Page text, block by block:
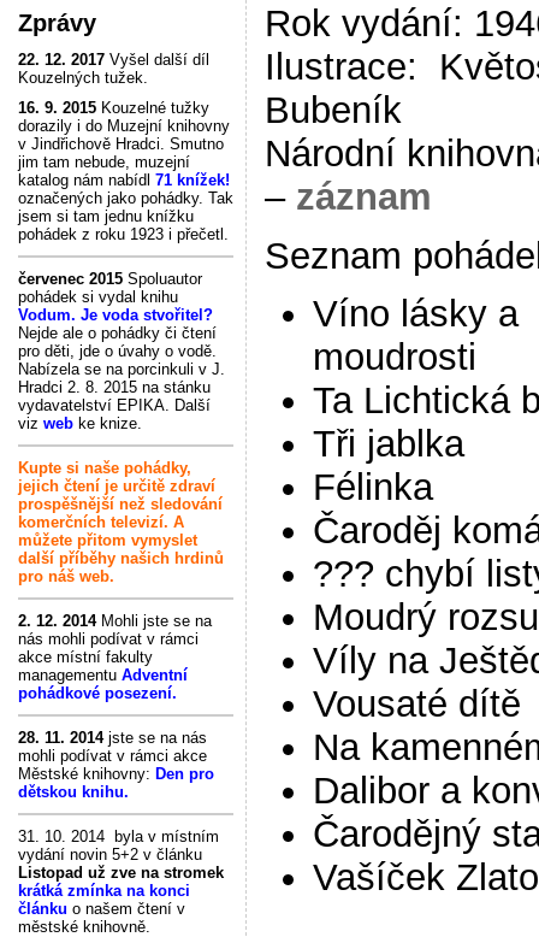
Zprávy
22. 12. 2017Vyšel další díl
Kouzelných tužek.
16. 9. 2015Kouzelné tužky
dorazily i do Muzejní knihovny
v Jindřichově Hradci. Smutno
jim tam nebude, muzejní
katalog nám nabídl 71 knížek!
označených jako pohádky. Tak
jsem si tam jednu knížku
pohádek z roku 1923 i přečetl.
červenec 2015Spoluautor
pohádek si vydal knihu
Vodum. Je voda stvořitel?
Nejde ale o pohádky či čtení
pro děti, jde o úvahy o vodě.
Nabízela se na porcinkuli v J.
Hradci 2. 8. 2015 na stánku
vydavatelství EPIKA. Další
viz webke knize.
Kupte si naše pohádky,
jejich čtení je určitě zdraví
prospěšnější než sledování
komerčních televizí. A
můžete přitom vymyslet
další příběhy našich hrdinů
pro náš web.
2. 12. 2014Mohli jste se na
nás mohli podívat v rámci
akce místní fakulty
managementu Adventní
pohádkové posezení.
28. 11. 2014jste se na nás
mohli podívat v rámci akce
Městské knihovny: Den pro
dětskou knihu.
31. 10. 2014 byla v místním
vydání novin 5+2 v článku
Listopad už zve na stromek
krátká zmínka na konci
článku o našem čtení v
městské knihovně.
Rok vydání:
Ilustrace:
Bubeník
Národní
– záznam
Seznam
Víno lásky a
moudrosti
Ta Lichtická
Tři jablka
Félinka
Čaroděj
??? chybí
Moudrý
Víly na
Vousaté dítě
Na
Dalibor a
Čarodějný
Vašíček